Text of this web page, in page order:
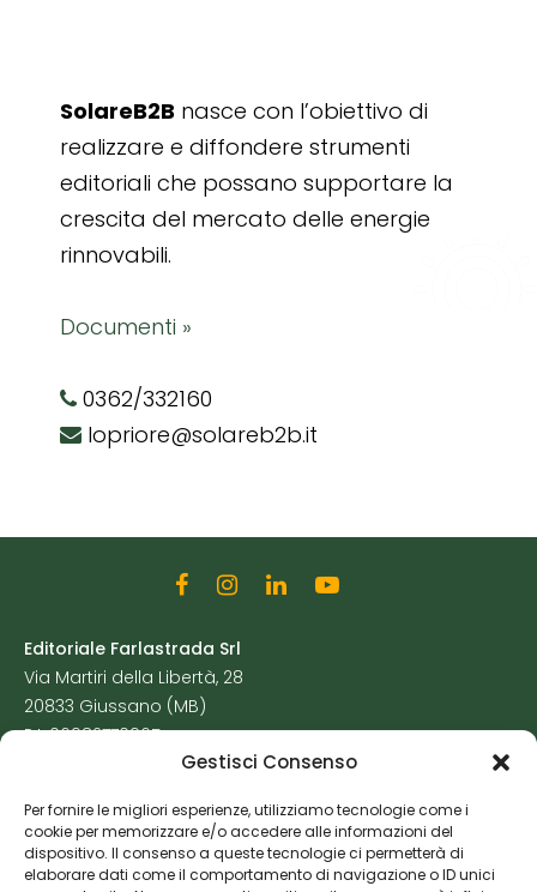
Gestisci Consenso
Per fornire le migliori esperienze, utilizziamo tecnologie come i
cookie per memorizzare e/o accedere alle informazioni del
dispositivo. Il consenso a queste tecnologie ci permetterà di
elaborare dati come il comportamento di navigazione o ID unici
SolareB2B nasce con l’obiettivo di
realizzare e diffondere strumenti
editoriali che possano supportare la
crescita del mercato delle energie
rinnovabili.
Documenti »
0362/332160
lopriore@solareb2b.it
Editoriale Farlastrada Srl
Via Martiri della Libertà, 28
20833 Giussano (MB)
P.I. 06982770965
Cookie Policy
Risorse Aggiuntive